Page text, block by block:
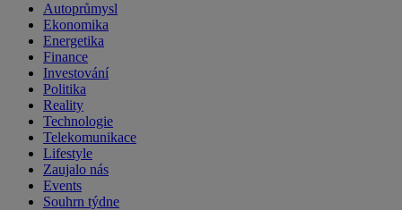
Autoprůmysl
Ekonomika
Energetika
Finance
Investování
Politika
Reality
Technologie
Telekomunikace
Lifestyle
Zaujalo nás
Events
Souhrn týdne